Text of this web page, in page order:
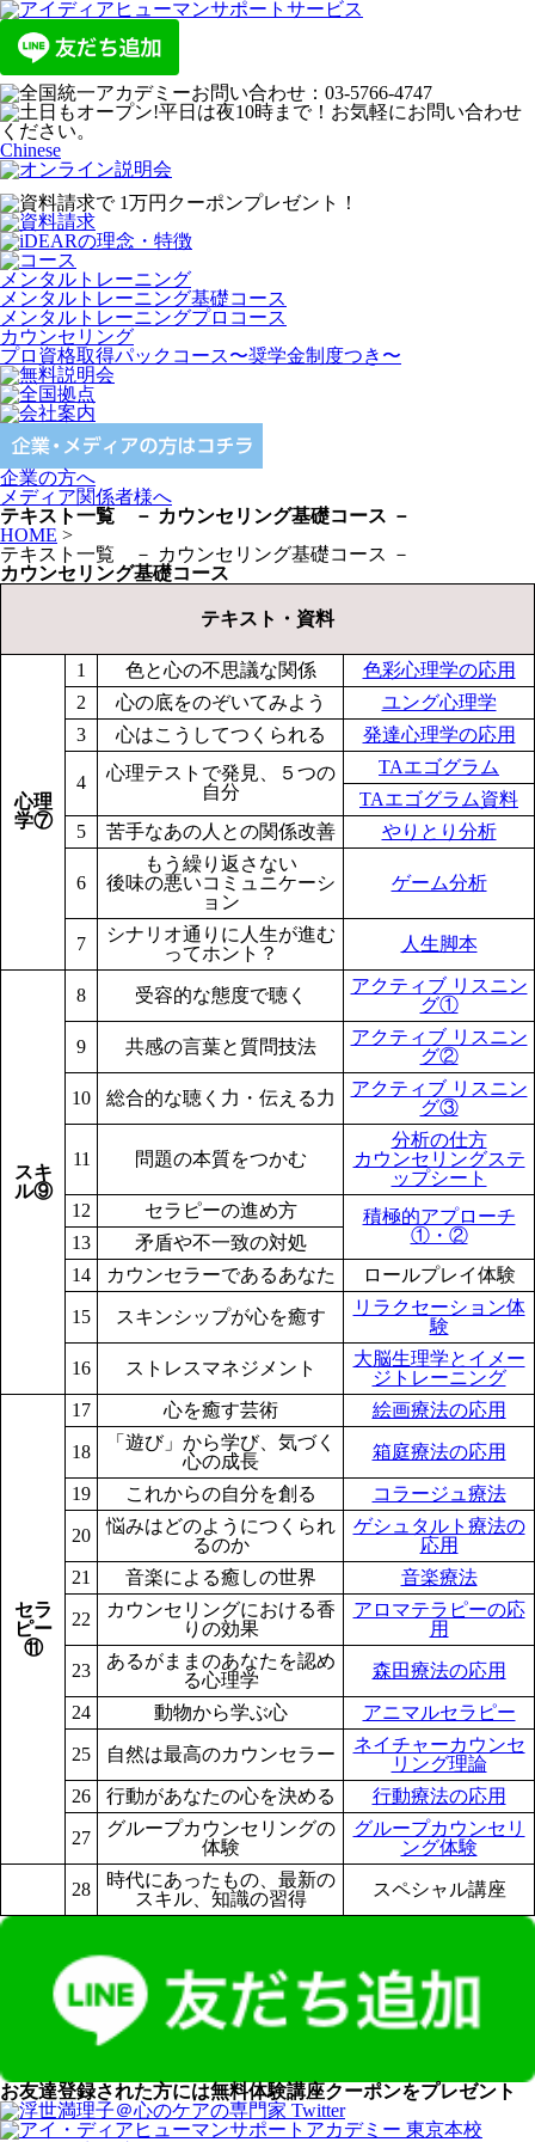
Chinese
メンタルトレーニング
メンタルトレーニング基礎コース
メンタルトレーニングプロコース
カウンセリング
プロ資格取得パックコース〜奨学金制度つき〜
企業の方へ
メディア関係者様へ
テキスト一覧 － カウンセリング基礎コース －
HOME >
テキスト一覧 － カウンセリング基礎コース －
カウンセリング基礎コース
テキスト・資料
心理
学⑦
1 色と心の不思議な関係
色彩心理学の応用
2
心の底をのぞいてみよう
ユング心理学
3
心はこうしてつくられる 発達心理学の応用
4
心理テストで発見、５つの
自分
TAエゴグラム
TAエゴグラム資料
5
苦手なあの人との関係改善 やりとり分析
6
もう繰り返さない
後味の悪いコミュニケーシ
ョン
ゲーム分析
7
シナリオ通りに人生が進む
ってホント？
人生脚本
スキ
ル⑨
8 受容的な態度で聴く
アクティブ リスニン
グ①
9 共感の言葉と質問技法
アクティブ リスニン
グ②
10 総合的な聴く力・伝える力
アクティブ リスニン
グ③
11 問題の本質をつかむ
分析の仕方
カウンセリングステ
ップシート
12
セラピーの進め方
積極的アプローチ
①・②
13
矛盾や不一致の対処
14
カウンセラーであるあなた ロールプレイ体験
15 スキンシップが心を癒す
リラクセーション体
験
16 ストレスマネジメント
大脳生理学とイメー
ジトレーニング
セラ
ピー
⑪
17 心を癒す芸術 絵画療法の応用
18
「遊び」から学び、気づく
心の成長
箱庭療法の応用
19 これからの自分を創る コラージュ療法
20
悩みはどのようにつくられ
るのか
ゲシュタルト療法の
応用
21
音楽による癒しの世界 音楽療法
22
カウンセリングにおける香
りの効果
アロマテラピーの応
用
23
あるがままのあなたを認め
る心理学
森田療法の応用
24 動物から学ぶ心 アニマルセラピー
25 自然は最高のカウンセラー
ネイチャーカウンセ
リング理論
26
行動があなたの心を決める 行動療法の応用
27
グループカウンセリングの
体験
グループカウンセリ
ング体験
28
時代にあったもの、最新の
スキル、知識の習得
スペシャル講座
お友達登録された方には無料体験講座クーポンをプレゼント